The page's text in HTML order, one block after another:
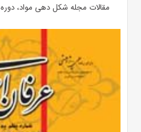
مقالات مجله شکل دهی مواد، دوره ۹، شماره ۴ منتشر شد